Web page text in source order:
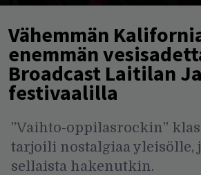
Vähemmän
enemmän
Broadcast Laitilan
festivaalilla
”Vaihto-oppilasrockin”
tarjoili nostalgiaa yleisölle,
sellaista hakenutkin.